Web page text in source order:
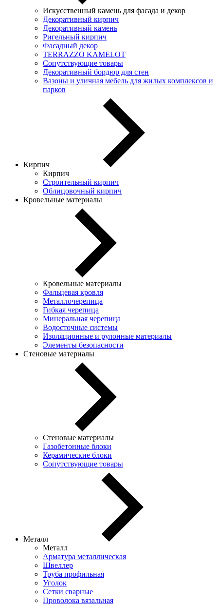
Искусственный камень для фасада и декор
Декоративный кирпич
Декоративный камень
Ригельный кирпич
Фасадный декор
TERRAZZO KAMELOT
Сопутствующие товары
Декоративный бордюр для стен
Вазоны и уличная мебель для жилых комплексов и
парков
Кирпич
Кирпич
Строительный кирпич
Облицовочный кирпич
Кровельные материалы
Кровельные материалы
Фальцевая кровля
Металлочерепица
Гибкая черепица
Минеральная черепица
Водосточные системы
Изоляционные и рулонные материалы
Элементы безопасности
Стеновые материалы
Стеновые материалы
Газобетонные блоки
Керамические блоки
Сопутствующие товары
Металл
Металл
Арматура металлическая
Швеллер
Труба профильная
Уголок
Сетки сварные
Проволока вязальная